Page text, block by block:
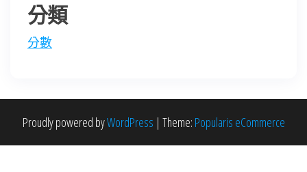
分類
分數
Proudly powered byWordPress | Theme: Popularis eCommerce